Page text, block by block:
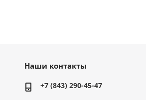
Наши контакты
+7 (843) 290-45-47